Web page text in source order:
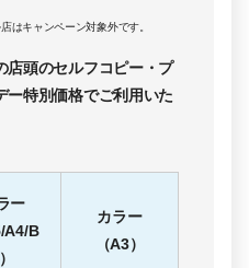
はキャンペーン対象外です。
店頭のセルフコピー・プ
ー特別価格でご利用いた
ー
A4/B
カラー
（A3）